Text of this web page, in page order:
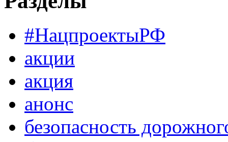
#НацпроектыРФ
акции
акция
анонс
безопасность